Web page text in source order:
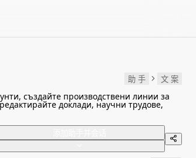
助 手 文 案
създайте производствени линии за
доклади, научни трудове,